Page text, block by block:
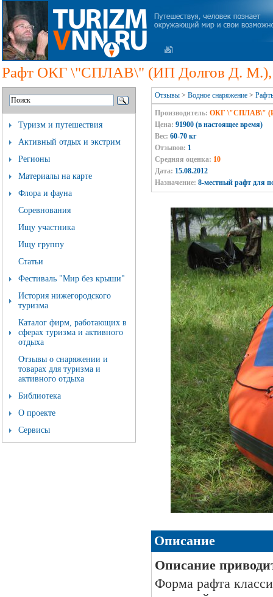
Рафт ОКГ \"СПЛАВ\" (ИП Долгов Д. М.),
Туризм и путешествия
Активный отдых и экстрим
Регионы
Материалы на карте
Флора и фауна
Соревнования
Ищу участника
Ищу группу
Статьи
Фестиваль "Мир без крыши"
История нижегородского
туризма
Каталог фирм, работающих в
сферах туризма и активного
отдыха
Отзывы о снаряжении и
товарах для туризма и
активного отдыха
Библиотека
О проекте
Сервисы
Отзывы> Водное снаряжение>
Производитель: ОКГ \"СПЛАВ\"
Цена: 91900 (в настоящее время)
Вес: 60-70 кг
Отзывов: 1
Средняя оценка: 10
Дата: 15.08.2012
Назначение: 8-местный рафт для
Описание
Описание
Форма рафта